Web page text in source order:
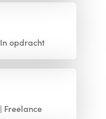
In opdracht
Freelance